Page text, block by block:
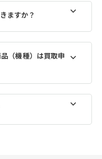
ますか？
（機種）は買取申